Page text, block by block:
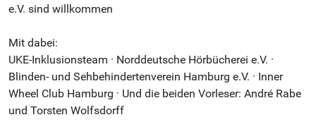
e.V. sind willkommen
Mit dabei:
UKE-Inklusionsteam · Norddeutsche Hörbücherei e.V. ·
Blinden- und Sehbehindertenverein Hamburg e.V. · Inner
Wheel Club Hamburg · Und die beiden Vorleser: André Rabe
und Torsten Wolfsdorff